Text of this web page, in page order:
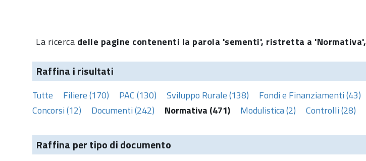
La ricerca delle pagine contenenti la parola 'sementi', ristretta a 'Normativa',
Raffina i risultati
Tutte Filiere (170) PAC (130) Sviluppo Rurale (138) Fondi e Finanziamenti (43)
Concorsi (12)
Documenti (242) Normativa (471) Modulistica (2) Controlli (28)
Raffina per tipo di documento